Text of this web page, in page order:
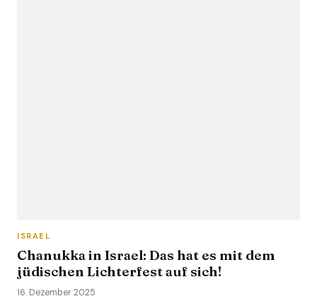
ISRAEL
Chanukka in Israel: Das hat es mit dem
jüdischen Lichterfest auf sich!
16. Dezember 2025